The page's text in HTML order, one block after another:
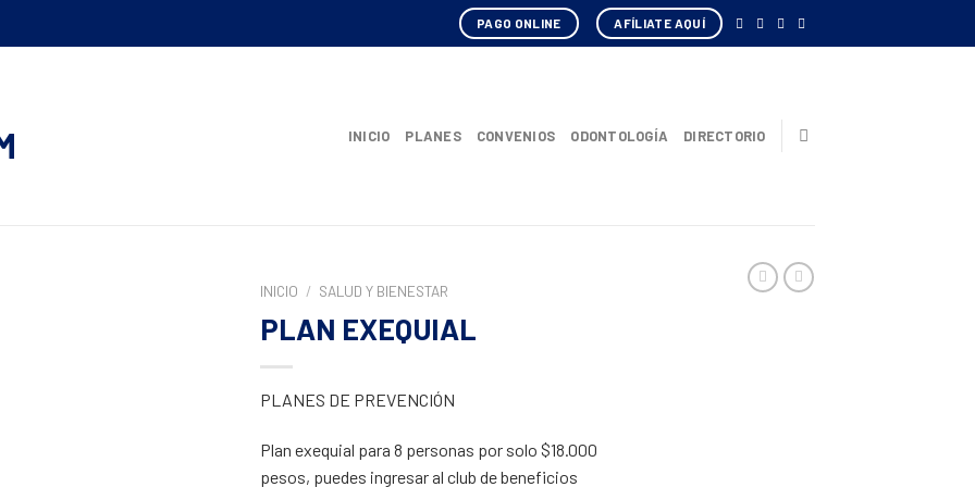
PAGO ONLINE AFÍLIATE AQUÍ
INICIO PLANES CONVENIOS ODONTOLOGÍA DIRECTORIO
INICIO / SALUD Y BIENESTAR
PLAN EXEQUIAL
PLANES DE PREVENCIÓN
Plan exequial para 8 personas por solo $18.000
pesos, puedes ingresar al club de beneficios